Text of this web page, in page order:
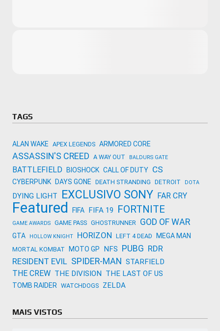
TAGS
ALAN WAKE APEX LEGENDS ARMORED CORE
ASSASSIN'S CREED A WAY OUT BALDURS GATE
BATTLEFIELD BIOSHOCK CALL OF DUTY CS
CYBERPUNK DAYS GONE DEATH STRANDING DETROIT DOTA
DYING LIGHT EXCLUSIVO SONY FAR CRY
Featured FIFA FIFA 19 FORTNITE
GAME AWARDS GAME PASS GHOSTRUNNER GOD OF WAR
GTA HOLLOW KNIGHT HORIZON LEFT 4 DEAD MEGA MAN
MORTAL KOMBAT MOTO GP NFS PUBG RDR
RESIDENT EVIL SPIDER-MAN STARFIELD
THE CREW THE DIVISION THE LAST OF US
TOMB RAIDER WATCHDOGS ZELDA
MAIS VISTOS